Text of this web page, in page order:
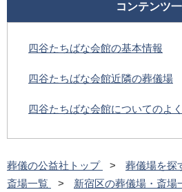
コンテンツ
四谷たちばな会館の基本情報
四谷たちばな会館近隣の葬儀場
四谷たちばな会館についてのよ
葬儀の公益社トップ 葬儀場を探
斎場一覧
新宿区の葬儀場・斎場